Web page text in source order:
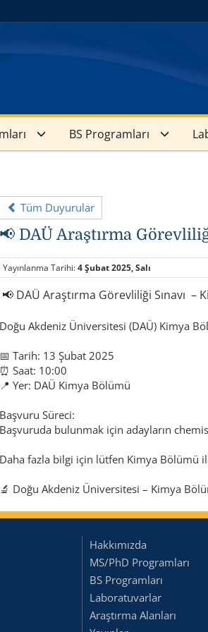
BS Programları
Tüm Duyurular
📢 DAÜ Araştırma
Yayınlanma Tarihi:4 Şubat 2025, Salı
📢 DAÜ Araştırma Görevliliği Sınavı –
Doğu Akdeniz Üniversitesi (DAÜ) Kimya
📅 Tarih: 13 Şubat 2025
⏰ Saat: 10:00
📍 Yer: DAÜ Kimya Bölümü
Başvuru Süreci:
Başvuruda bulunmak için adayların
Daha fazla bilgi için lütfen Kimya Bölümü
🔬 Doğu Akdeniz Üniversitesi – Kimya
Hakkımızda
MS/PhD Programları
BS Programları
Laboratuvarlar
Araştırma Alanları